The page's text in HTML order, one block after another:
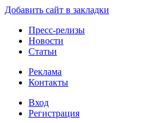
Добавить сайт в закладки
Пресс-релизы
Новости
Статьи
Реклама
Контакты
Вход
Регистрация